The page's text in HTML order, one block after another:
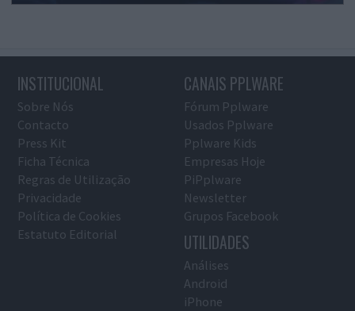
INSTITUCIONAL
Sobre Nós
Contacto
Press Kit
Ficha Técnica
Regras de Utilização
Privacidade
Política de Cookies
Estatuto Editorial
CANAIS PPLWARE
Fórum Pplware
Usados Pplware
Pplware Kids
Empresas Hoje
PiPplware
Newsletter
Grupos Facebook
UTILIDADES
Análises
Android
iPhone